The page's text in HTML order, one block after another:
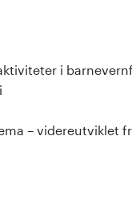
i
– videreutviklet